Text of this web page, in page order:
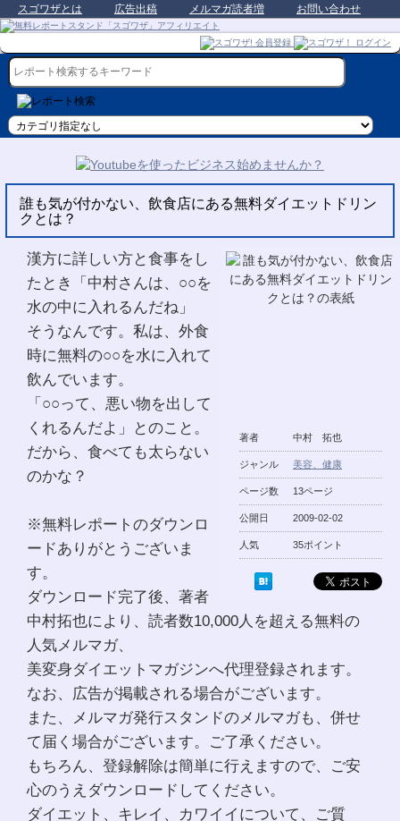
スゴワザとは 広告出稿 メルマガ読者増 お問い合わせ
誰も気が付かない、飲食店にある無料ダイエットドリン
クとは？
著者 中村 拓也
ジャンル 美容、健康
ページ数 13ページ
公開日 2009-02-02
人気 35ポイント
漢方に詳しい方と食事をし
たとき「中村さんは、○○を
水の中に入れるんだね」
そうなんです。私は、外食
時に無料の○○を水に入れて
飲んでいます。
「○○って、悪い物を出して
くれるんだよ」とのこと。
だから、食べても太らない
のかな？
※無料レポートのダウンロ
ードありがとうございま
す。
ダウンロード完了後、著者
中村拓也により、読者数10,000人を超える無料の
人気メルマガ、
美変身ダイエットマガジンへ代理登録されます。
なお、広告が掲載される場合がございます。
また、メルマガ発行スタンドのメルマガも、併せ
て届く場合がございます。ご了承ください。
もちろん、登録解除は簡単に行えますので、ご安
心のうえダウンロードしてください。
ダイエット、キレイ、カワイイについて、ご質